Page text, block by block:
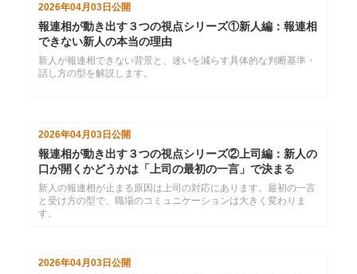
声かけのフレーズを解説します。
2026年04月03日公開
報連相が動き出す３つの視点シリーズ①新人編：報連相
できない新人の本当の理由
新人が報連相できない背景と、迷いを減らす具体的な判断基準・
話し方の型を解説します。
2026年04月03日 公開
報連相が動き出す３つの視点シリーズ②上司編：新人の
口が開くかどうかは「上司の最初の一言」で決まる
新人の報連相が止まる原因は上司の対応にあります。最初の一言
と受け方の型で、職場のコミュニケーションは大きく変わりま
す。
2026年04月03日公開